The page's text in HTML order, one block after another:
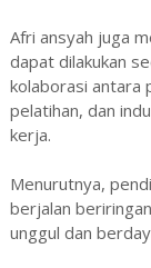
Afri ansyah juga
dapat dilakukan
kolaborasi antara
pelatihan, dan
kerja.
Menurutnya,
berjalan
unggul dan